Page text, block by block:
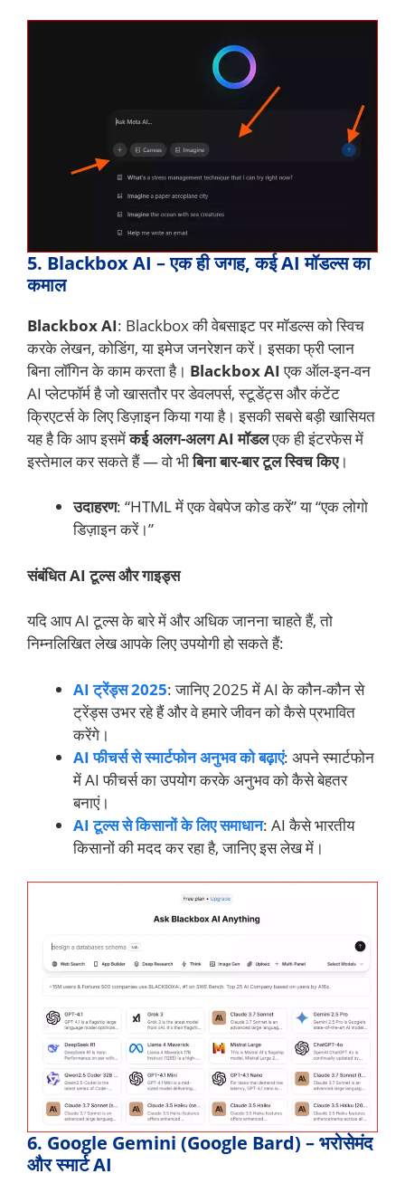
5. Blackbox AI – एक ही जगह, कई AI मॉडल्स का
कमाल
Blackbox AI: Blackbox की वेबसाइट पर मॉडल्स को स्विच
करके लेखन, कोडिंग, या इमेज जनरेशन करें। इसका फ्री प्लान
बिना लॉगिन के काम करता है। Blackbox AI एक ऑल-इन-वन
AI प्लेटफॉर्म है जो खासतौर पर डेवलपर्स, स्टूडेंट्स और कंटेंट
क्रिएटर्स के लिए डिज़ाइन किया गया है। इसकी सबसे बड़ी खासियत
यह है कि आप इसमेंकई अलग-अलग AI मॉडलएक ही इंटरफेस में
इस्तेमाल कर सकते हैं — वो भीबिना बार-बार टूल स्विच किए।
उदाहरण: “HTML में एक वेबपेज कोड करें” या “एक लोगो
डिज़ाइन करें।”
संबंधित AI टूल्स और गाइड्स
यदि आप AI टूल्स के बारे में और अधिक जानना चाहते हैं, तो
निम्नलिखित लेख आपके लिए उपयोगी हो सकते हैं:
AI ट्रेंड्स 2025: जानिए 2025 में AI के कौन-कौन से
ट्रेंड्स उभर रहे हैं और वे हमारे जीवन को कैसे प्रभावित
करेंगे।
AI फीचर्स से स्मार्टफोन अनुभव को बढ़ाएं: अपने स्मार्टफोन
में AI फीचर्स का उपयोग करके अनुभव को कैसे बेहतर
बनाएं।
AI टूल्स से किसानों के लिए समाधान: AI कैसे भारतीय
किसानों की मदद कर रहा है, जानिए इस लेख में।
6. Google Gemini (Google Bard) – भरोसेमंद
और स्मार्ट AI